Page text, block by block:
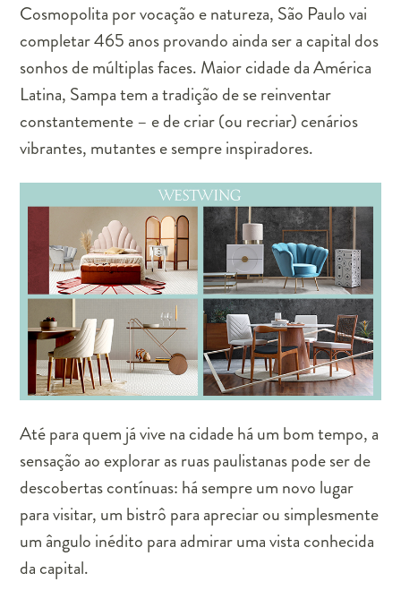
Cosmopolita por vocação e natureza, São Paulo vai
completar 465 anos provando ainda ser a capital dos
sonhos de múltiplas faces. Maior cidade da América
Latina, Sampa tem a tradição de se reinventar
constantemente – e de criar (ou recriar) cenários
vibrantes, mutantes e sempre inspiradores.
Até para quem já vive na cidade há um bom tempo, a
sensação ao explorar as ruas paulistanas pode ser de
descobertas contínuas: há sempre um novo lugar
para visitar, um bistrô para apreciar ou simplesmente
um ângulo inédito para admirar uma vista conhecida
da capital.